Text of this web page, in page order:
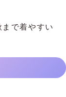
で着やすい